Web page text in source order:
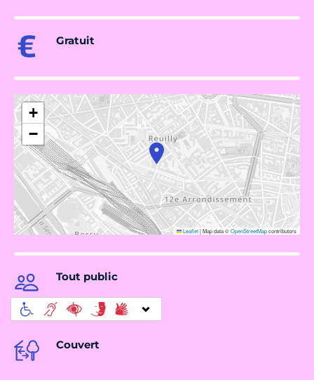
Gratuit
+
−
Leaflet|Map data ©OpenStreetMapcontributors
Tout public
Couvert